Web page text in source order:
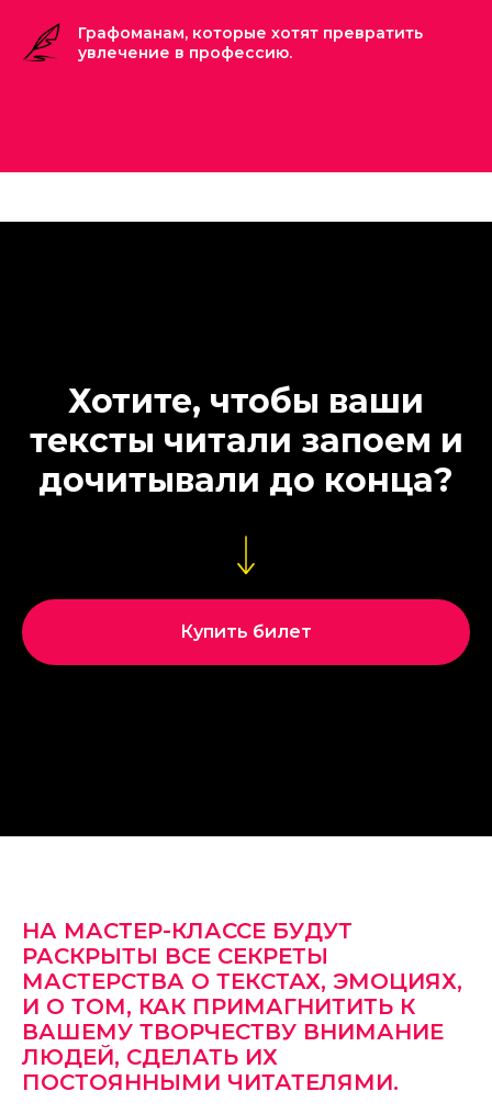
Графоманам, которые хотят превратить
увлечение в профессию.
Хотите, чтобы ваши
тексты читали запоем и
дочитывали до конца?
Купить билет
НА МАСТЕР-КЛАССЕ БУДУТ
РАСКРЫТЫ ВСЕ СЕКРЕТЫ
МАСТЕРСТВА О ТЕКСТАХ, ЭМОЦИЯХ,
И О ТОМ, КАК ПРИМАГНИТИТЬ К
ВАШЕМУ ТВОРЧЕСТВУ ВНИМАНИЕ
ЛЮДЕЙ, СДЕЛАТЬ ИХ
ПОСТОЯННЫМИ ЧИТАТЕЛЯМИ.